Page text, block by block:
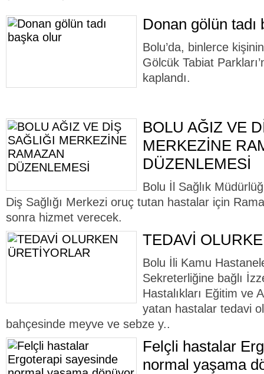
Donan gölün tadı
Bolu’da, binlerce
Gölcük Tabiat
kaplandı.
BOLU AĞIZ VE
MERKEZİNE
DÜZENLEMESİ
Bolu İl Sağlık
Diş Sağlığı Merkezi oruç tutan hastalar için
sonra hizmet verecek.
TEDAVİ
Bolu İli Kamu
Sekreterliğine bağlı
Hastalıkları Eğitim ve
yatan hastalar tedavi
bahçesinde meyve ve sebze y..
Felçli hastalar
normal yaşama